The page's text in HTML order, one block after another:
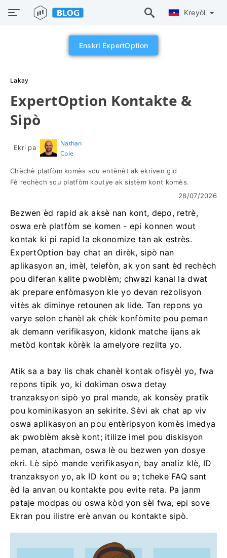
Kreyòl
Enskri ExpertOption
Lakay
ExpertOption Kontakte &
Sipò
Ekri pa
Nathan
Cole
Chèchè platfòm komès sou entènèt ak ekriven gid
Fè rechèch sou platfòm koutye ak sistèm kont komès.
28/07/2026
Bezwen èd rapid ak aksè nan kont, depo, retrè,
oswa erè platfòm se komen - epi konnen wout
kontak ki pi rapid la ekonomize tan ak estrès.
ExpertOption bay chat an dirèk, sipò nan
aplikasyon an, imèl, telefòn, ak yon sant èd rechèch
pou diferan kalite pwoblèm; chwazi kanal la dwat
ak prepare enfòmasyon kle yo devan rezolisyon
vitès ak diminye retounen ak lide. Tan repons yo
varye selon chanèl ak chèk konfòmite pou peman
ak demann verifikasyon, kidonk matche ijans ak
metòd kontak kòrèk la amelyore rezilta yo.
Atik sa a bay lis chak chanèl kontak ofisyèl yo, fwa
repons tipik yo, ki dokiman oswa detay
tranzaksyon sipò yo pral mande, ak konsèy pratik
pou kominikasyon an sekirite. Sèvi ak chat ap viv
oswa aplikasyon an pou entèripsyon komès imedya
ak pwoblèm aksè kont; itilize imel pou diskisyon
peman, atachman, oswa lè ou bezwen yon dosye
ekri. Lè sipò mande verifikasyon, bay analiz klè, ID
tranzaksyon yo, ak ID kont ou a; tcheke FAQ sant
èd la anvan ou kontakte pou evite reta. Pa janm
pataje modpas ou oswa kòd yon sèl fwa, epi sove
Ekran pou ilistre erè anvan ou kontakte sipò.